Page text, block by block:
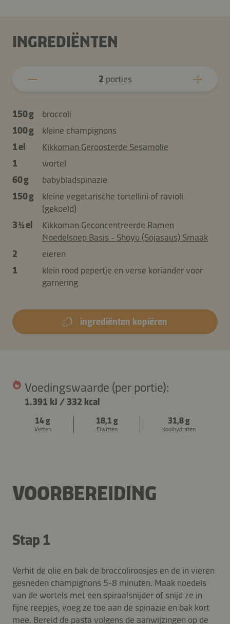
INGREDIËNTEN
2 porties
150 g
broccoli
100 g
kleine champignons
1 el
Kikkoman Geroosterde Sesamolie
1
wortel
60 g
babybladspinazie
150 g
kleine vegetarische tortellini of ravioli
(gekoeld)
3 ½ el
Kikkoman Geconcentreerde Ramen
Noedelsoep Basis - Shoyu (Sojasaus) Smaak
2
eieren
1
klein rood pepertje en verse koriander voor
garnering
ingrediënten kopiëren
Voedingswaarde (per portie):
1.391 kJ / 332 kcal
14 g
Vetten
18,1 g
Eiwitten
31,8 g
Koolhydraten
VOORBEREIDING
Stap 1
Verhit de olie en bak de broccoliroosjes en de in vieren
gesneden champignons 5-8 minuten. Maak noedels
van de wortels met een spiraalsnijder of snijd ze in
fijne reepjes, voeg ze toe aan de spinazie en bak kort
mee. Bereid de pasta volgens de aanwijzingen op de